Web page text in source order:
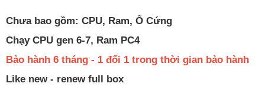
Chưa bao gồm: CPU, Ram, Ổ Cứng
Chạy CPU gen 6-7, Ram PC4
Bảo hành 6 tháng - 1 đổi 1 trong thời gian bảo hành
Like new - renew full box